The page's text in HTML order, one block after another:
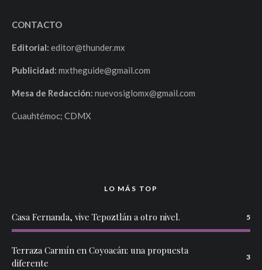
CONTACTO
Editorial: editor@thunder.mx
Publicidad: mxtheguide@gmail.com
Mesa de Redacción: nuevosiglomx@gmail.com
Cuauhtémoc; CDMX
LO MÁS TOP
Casa Fernanda, vive Tepoztlán a otro nivel. 5
Terraza Carmín en Coyoacán: una propuesta
diferente
3